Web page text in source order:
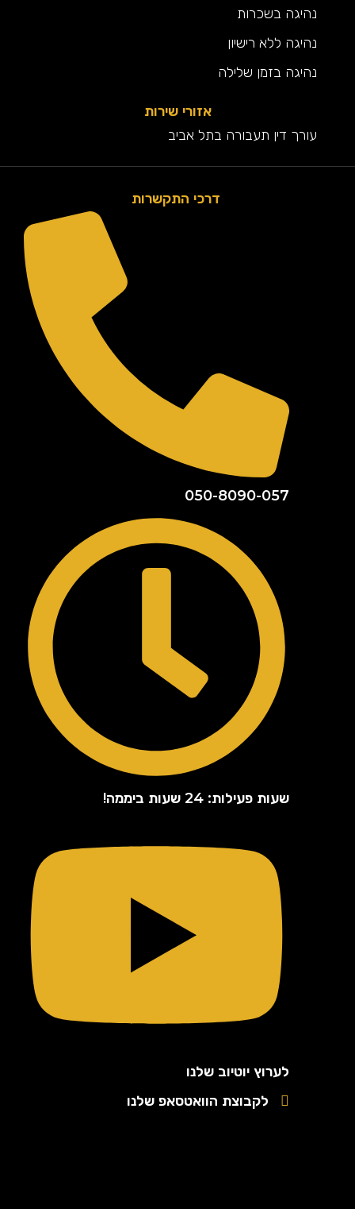
נהיגה בשכרות
נהיגה ללא רישיון
נהיגה בזמן שלילה
אזורי שירות
עורך דין תעבורה בתל אביב
דרכי התקשרות
050-8090-057
שעות פעילות: 24 שעות ביממה!
לערוץ יוטיוב שלנו
לקבוצת הוואטסאפ שלנו